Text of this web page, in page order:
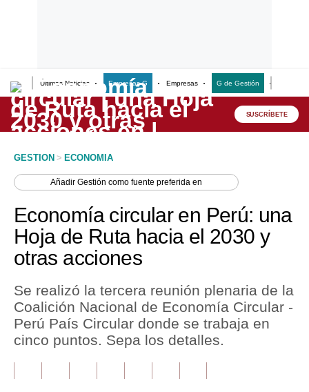
Últimas Noticias Empresas G Empresas G de Gestión
Lo último
Peru Quiosco
Economía
Mercados
Política
Tu Dinero
Finanzas Personales
SUSCRÍBETE
GESTION > ECONOMIA
AñadirGestión como fuente preferida en
Economía circular en Perú: una
Hoja de Ruta hacia el 2030 y
otras acciones
Se realizó la tercera reunión plenaria de la
Coalición Nacional de Economía Circular -
Perú País Circular donde se trabaja en
cinco puntos. Sepa los detalles.